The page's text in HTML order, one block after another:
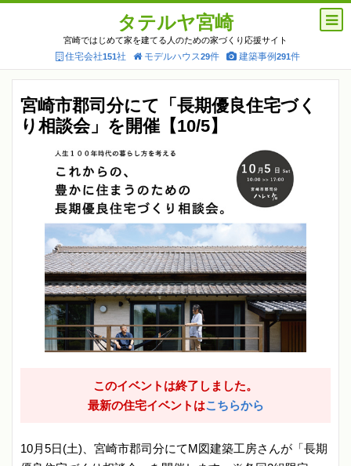
タテルヤ宮崎
宮崎ではじめて家を建てる人のための家づくり応援サイト
住宅会社151社 モデルハウス29件 建築事例291件
宮崎市郡司分にて「長期優良住宅づく
り相談会」を開催【10/5】
このイベントは終了しました。
最新の住宅イベントはこちらから
10月5日(土)、宮崎市郡司分にてM図建築工房さんが「長期